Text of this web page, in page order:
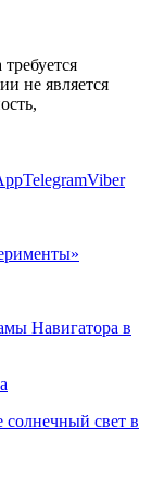
не является
TelegramViber
Навигатора в
свет в